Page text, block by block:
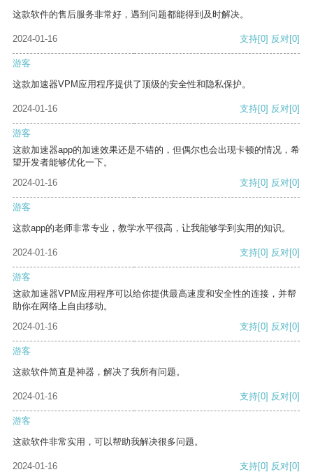
这款软件的售后服务非常好，遇到问题都能得到及时解决。
2024-01-16 支持[0] 反对[0]
游客
这款加速器VPM应用程序提供了顶级的安全性和隐私保护。
2024-01-16 支持[0] 反对[0]
游客
这款加速器app的加速效果还是不错的，但偶尔也会出现卡顿的情况，希
望开发者能够优化一下。
2024-01-16
支持[0] 反对[0]
游客
这款app的老师非常专业，教学水平很高，让我能够学到实用的知识。
2024-01-16 支持[0] 反对[0]
游客
这款加速器VPM应用程序可以给你提供最高速度和安全性的连接，并帮
助你在网络上自由移动。
2024-01-16
支持[0] 反对[0]
游客
这款软件简直是神器，解决了我所有问题。
2024-01-16 支持[0] 反对[0]
游客
这款软件非常实用，可以帮助我解决很多问题。
2024-01-16 支持[0] 反对[0]